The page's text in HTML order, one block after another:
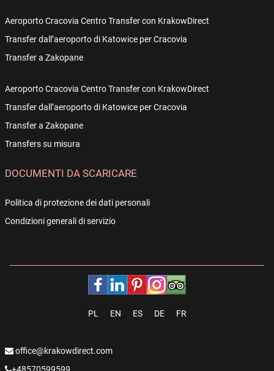
Aeroporto Cracovia Centro Transfer con KrakowDirect
Transfer dall’aeroporto di Katowice per Cracovia
Transfer a Zakopane
Aeroporto Cracovia Centro Transfer con KrakowDirect
Transfer dall’aeroporto di Katowice per Cracovia
Transfer a Zakopane
Transfers su misura
DOCUMENTI DA SCARICARE
Politica di protezione dei dati personali
Condizioni generali di servizio
PL EN ES DE FR
office@krakowdirect.com